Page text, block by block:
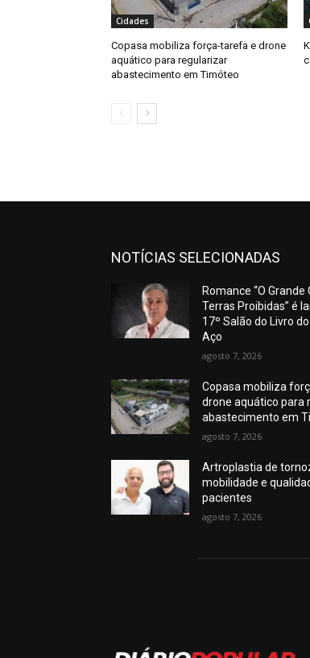
Cidades
Copasa mobiliza força-tarefa e drone
aquático para regularizar
abastecimento em Timóteo
NOTÍCIAS SELECIONADAS
Romance “O Grande
Terras Proibidas” é
17º Salão do Livro
Aço
agosto 7, 2026
Copasa mobiliza
drone aquático para
abastecimento em
agosto 7, 2026
Artroplastia de
mobilidade e
pacientes
agosto 7, 2026